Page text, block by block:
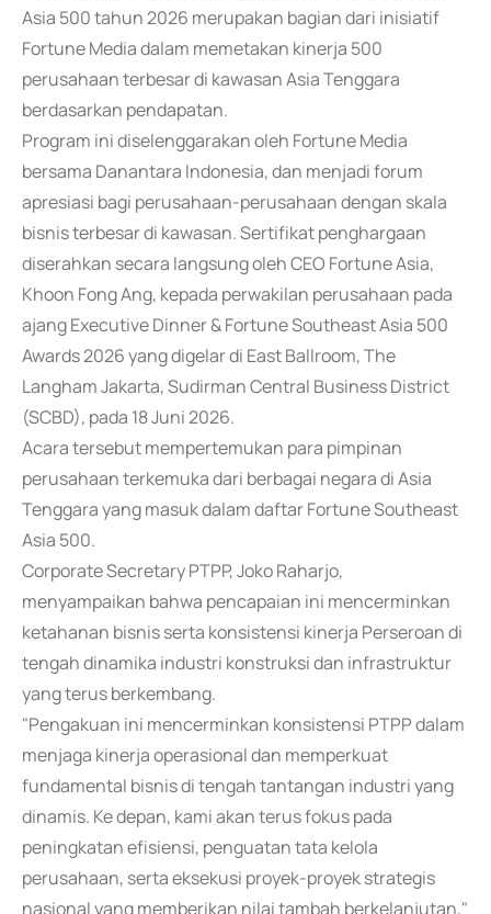
Asia 500 tahun 2026 merupakan bagian dari inisiatif
Fortune Media dalam memetakan kinerja 500
perusahaan terbesar di kawasan Asia Tenggara
berdasarkan pendapatan.
Program ini diselenggarakan oleh Fortune Media
bersama Danantara Indonesia, dan menjadi forum
apresiasi bagi perusahaan-perusahaan dengan skala
bisnis terbesar di kawasan. Sertifikat penghargaan
diserahkan secara langsung oleh CEO Fortune Asia,
Khoon Fong Ang, kepada perwakilan perusahaan pada
ajang Executive Dinner & Fortune Southeast Asia 500
Awards 2026 yang digelar di East Ballroom, The
Langham Jakarta, Sudirman Central Business District
(SCBD), pada 18 Juni 2026.
Acara tersebut mempertemukan para pimpinan
perusahaan terkemuka dari berbagai negara di Asia
Tenggara yang masuk dalam daftar Fortune Southeast
Asia 500.
Corporate Secretary PTPP, Joko Raharjo,
menyampaikan bahwa pencapaian ini mencerminkan
ketahanan bisnis serta konsistensi kinerja Perseroan di
tengah dinamika industri konstruksi dan infrastruktur
yang terus berkembang.
"Pengakuan ini mencerminkan konsistensi PTPP dalam
menjaga kinerja operasional dan memperkuat
fundamental bisnis di tengah tantangan industri yang
dinamis. Ke depan, kami akan terus fokus pada
peningkatan efisiensi, penguatan tata kelola
perusahaan, serta eksekusi proyek-proyek strategis
nasional yang memberikan nilai tambah berkelanjutan,"